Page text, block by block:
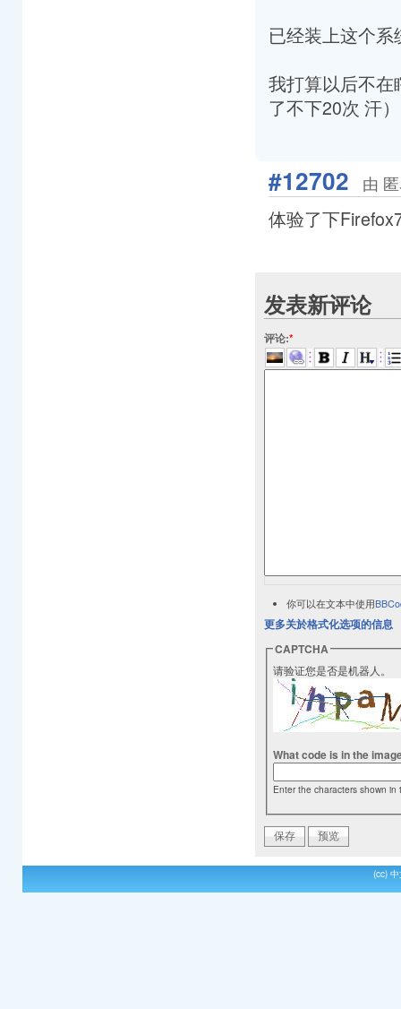
已经装上这个
我打算以后不
了不下20次 汗）
#12702 由
体验了下
发表新评论
评论:*
你可以在文本中使用
更多关於格式化选项的信息
CAPTCHA
请验证您是否是机器人。
What code is in the
Enter the characters shown in
(cc)中